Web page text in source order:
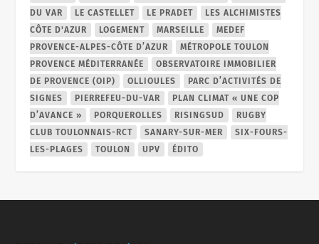
PROVENCE MÉDITERRANÉE
OBSERVATOIRE IMMOBILIER
DE PROVENCE (OIP)
OLLIOULES
PARC D’ACTIVITÉS DE
SIGNES
PIERREFEU-DU-VAR
PLAN CLIMAT « UNE COP
D’AVANCE »
PORQUEROLLES RISINGSUD
RUGBY
CLUB TOULONNAIS-RCT
SANARY-SUR-MER
SIX-FOURS-
LES-PLAGES
TOULON UPV ÉDITO
Publication en ligne destinée à partager avec le plus grand